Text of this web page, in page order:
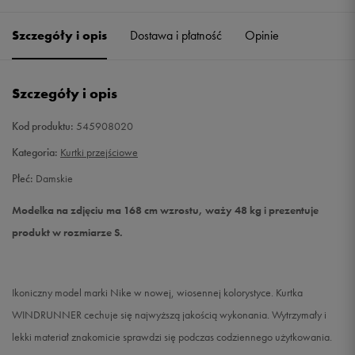
S Powiadom o dostępności
Szczegóły i opis Dostawa i płatność Opinie
Szczegóły i opis
Kod produktu: 545908020
Kategoria: Kurtki przejściowe
Płeć: Damskie
Modelka na zdjęciu ma 168 cm wzrostu, waży 48 kg i prezentuje
produkt w rozmiarze S.
Ikoniczny model marki Nike w nowej, wiosennej kolorystyce. Kurtka
WINDRUNNER cechuje się najwyższą jakością wykonania. Wytrzymały i
lekki materiał znakomicie sprawdzi się podczas codziennego użytkowania.